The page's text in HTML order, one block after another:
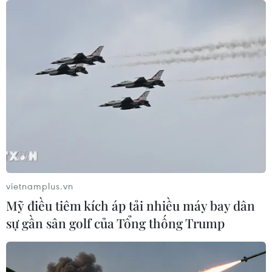
09/08/2026 06:28
Lâm Đồng: Mưa lớn gây sạt lở đèo
Con Ó, cây đổ trên đèo Bảo Lộc
Mưa lớn gây ngập cục bộ, chia cắt
một số khu vực miền núi Quảng Trị
09/08/2026 04:35
Bão Dolphin gây ảnh hưởng diện
vietnamplus.vn
Mỹ điều tiêm kích áp tải nhiều máy bay dân
sự gần sân golf của Tổng thống Trump